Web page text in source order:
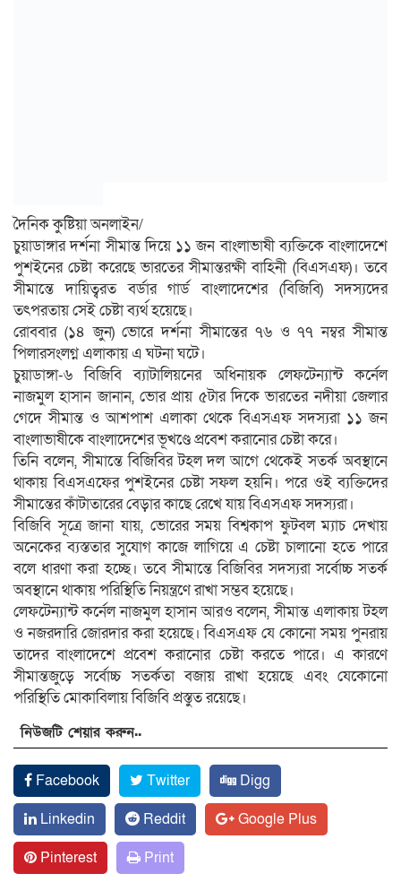
দৈনিক কুষ্টিয়া অনলাইন/
চুয়াডাঙ্গার দর্শনা সীমান্ত দিয়ে ১১ জন বাংলাভাষী ব্যক্তিকে বাংলাদেশে
পুশইনের চেষ্টা করেছে ভারতের সীমান্তরক্ষী বাহিনী (বিএসএফ)। তবে
সীমান্তে দায়িত্বরত বর্ডার গার্ড বাংলাদেশের (বিজিবি) সদস্যদের
তৎপরতায় সেই চেষ্টা ব্যর্থ হয়েছে।
রোববার (১৪ জুন) ভোরে দর্শনা সীমান্তের ৭৬ ও ৭৭ নম্বর সীমান্ত
পিলারসংলগ্ন এলাকায় এ ঘটনা ঘটে।
চুয়াডাঙ্গা-৬ বিজিবি ব্যাটালিয়নের অধিনায়ক লেফটেন্যান্ট কর্নেল
নাজমুল হাসান জানান, ভোর প্রায় ৫টার দিকে ভারতের নদীয়া জেলার
গেদে সীমান্ত ও আশপাশ এলাকা থেকে বিএসএফ সদস্যরা ১১ জন
বাংলাভাষীকে বাংলাদেশের ভূখণ্ডে প্রবেশ করানোর চেষ্টা করে।
তিনি বলেন, সীমান্তে বিজিবির টহল দল আগে থেকেই সতর্ক অবস্থানে
থাকায় বিএসএফের পুশইনের চেষ্টা সফল হয়নি। পরে ওই ব্যক্তিদের
সীমান্তের কাঁটাতারের বেড়ার কাছে রেখে যায় বিএসএফ সদস্যরা।
বিজিবি সূত্রে জানা যায়, ভোরের সময় বিশ্বকাপ ফুটবল ম্যাচ দেখায়
অনেকের ব্যস্ততার সুযোগ কাজে লাগিয়ে এ চেষ্টা চালানো হতে পারে
বলে ধারণা করা হচ্ছে। তবে সীমান্তে বিজিবির সদস্যরা সর্বোচ্চ সতর্ক
অবস্থানে থাকায় পরিস্থিতি নিয়ন্ত্রণে রাখা সম্ভব হয়েছে।
লেফটেন্যান্ট কর্নেল নাজমুল হাসান আরও বলেন, সীমান্ত এলাকায় টহল
ও নজরদারি জোরদার করা হয়েছে। বিএসএফ যে কোনো সময় পুনরায়
তাদের বাংলাদেশে প্রবেশ করানোর চেষ্টা করতে পারে। এ কারণে
সীমান্তজুড়ে সর্বোচ্চ সতর্কতা বজায় রাখা হয়েছে এবং যেকোনো
পরিস্থিতি মোকাবিলায় বিজিবি প্রস্তুত রয়েছে।
নিউজটি শেয়ার করুন..
Facebook Twitter
Digg
Linkedin
Reddit
Google Plus
Pinterest
Print